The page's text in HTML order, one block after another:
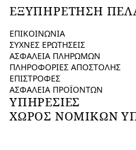
ΕΞΥΠΗΡΕΤΗΣΗ
ΕΠΙΚΟΙΝΩΝΙΑ
ΣΥΧΝΕΣ ΕΡΩΤΗΣΕΙΣ
ΑΣΦΑΛΕΙΑ ΠΛΗΡΩΜΩΝ
ΠΛΗΡΟΦΟΡΙΕΣ ΑΠΟΣΤΟΛΗΣ
ΕΠΙΣΤΡΟΦΕΣ
ΑΣΦΑΛΕΙΑ ΠΡΟΪΟΝΤΩΝ
ΥΠΗΡΕΣΙΕΣ
ΧΩΡΟΣ ΝΟΜΙΚΩΝ